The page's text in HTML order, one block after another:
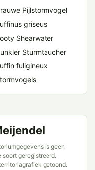
Pijlstormvogel
griseus
Shearwater
Sturmtaucher
fuligineux
is geen
soort geregistreerd.
getoond.